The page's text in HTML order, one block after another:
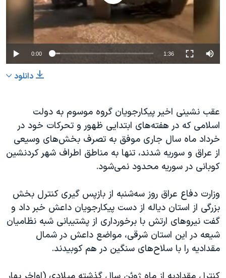
حقوق شهروندی
اقتصادی
علم و فناوری
اسرائیل در جنگ
انتخابات ریاست جمهوری آمریکا ۲۰۲۴
حمله جمهوری اسلامی به اسرائیل
رمز مهسا
ورزش زنان در ایران
تریبونال مردمی آبان ۹۸
دادگاه حمید نوری
چهل سال گروگان‌گیری
اعتراضات مردمی آبان ۹۸
اسرائیل در جنگ
نرگس محمدی برنده جایزه نوبل صلح
همایش محافظه‌کاران آمریکا «سی‌پک»
زبانهای مختلف
0:00 1:36
دانلود
عقب نشینی اخیر پیکارجویان گروه موسوم به دولت
اسلامی که در هفته‌های ابتدایی ظهور و تحرکات خود در
خرداد ماه سال جاری موفق به تصرف بخش‌های وسیعی
از عراق و سوریه شدند، تنها به مناطق اطراف شهر کردنشین
کوبانی در سوریه محدود نمی‌شود.
وزارت دفاع عراق روز سه‌شنبه از بازپس گیری کنترل بخش
بزرگی از استان دیاله از دست پیکارجویان داعش خبر داد و
گفت نیروهای ارتش با برخورداری از پشتیبانی شبه نظامیان
شیعه در این استان شرقی، مواضع داعش در شمال
مقدادیه را با سلاح‌های سنگین در هم کوبیدند.